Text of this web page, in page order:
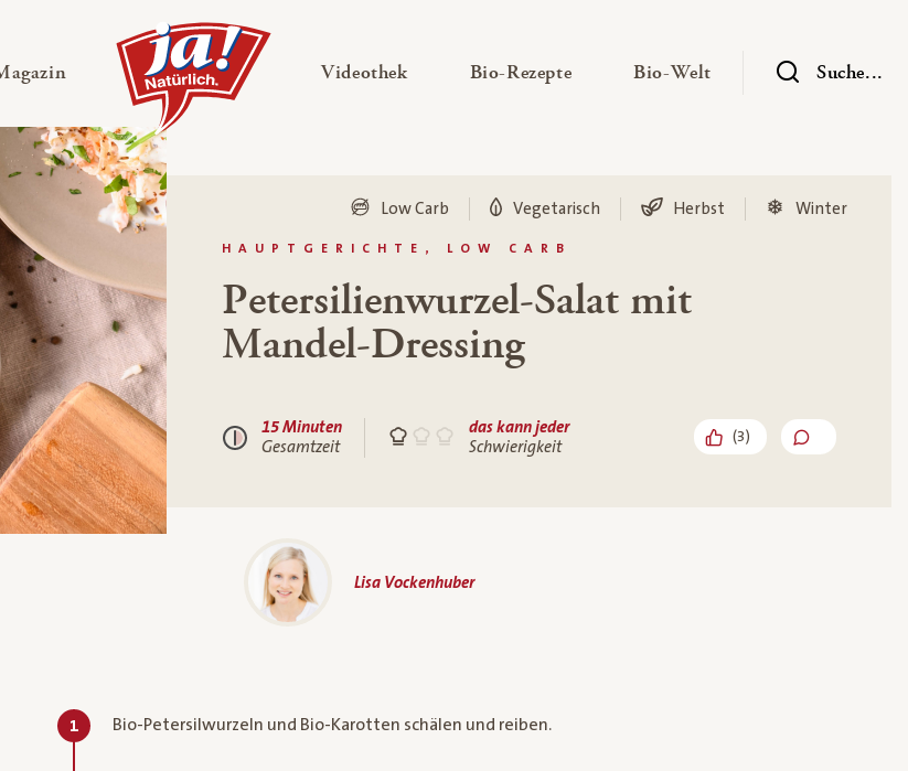
— Untermenü ausklappen Videothek— Untermenü ausklappen
Bio-Rezepte— Untermenü ausklappen
Bio-Welt — UntermenüSuche...
HAUPTGERICHTE, LOW CARB
Low Carb Vegetarisch Herbst Winter
Petersilienwurzel-Salat mit
Mandel-Dressing
15 Minuten
Gesamtzeit
das kann jeder
Schwierigkeit
(3)
Lisa Vockenhuber
1 Bio-Petersilwurzeln und Bio-Karotten schälen und reiben.